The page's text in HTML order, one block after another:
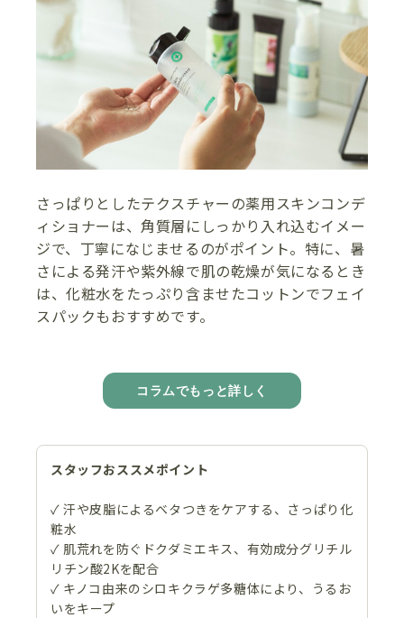
さっぱりとしたテクスチャーの薬用スキンコンデ
ィショナーは、角質層にしっかり入れ込むイメー
ジで、丁寧になじませるのがポイント。特に、暑
さによる発汗や紫外線で肌の乾燥が気になるとき
は、化粧水をたっぷり含ませたコットンでフェイ
スパックもおすすめです。
コラムでもっと詳しく
スタッフおススメポイント
✓ 汗や皮脂によるベタつきをケアする、さっぱり化
粧水
✓ 肌荒れを防ぐドクダミエキス、有効成分グリチル
リチン酸2Kを配合
✓ キノコ由来のシロキクラゲ多糖体により、うるお
いをキープ